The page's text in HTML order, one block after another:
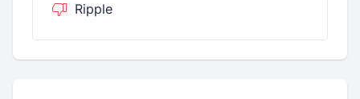
Ripple